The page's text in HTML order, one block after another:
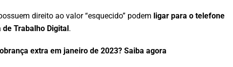
direito ao valor “esquecido” podem ligar para o telefone
Trabalho Digital .
extra em janeiro de 2023? Saiba agora